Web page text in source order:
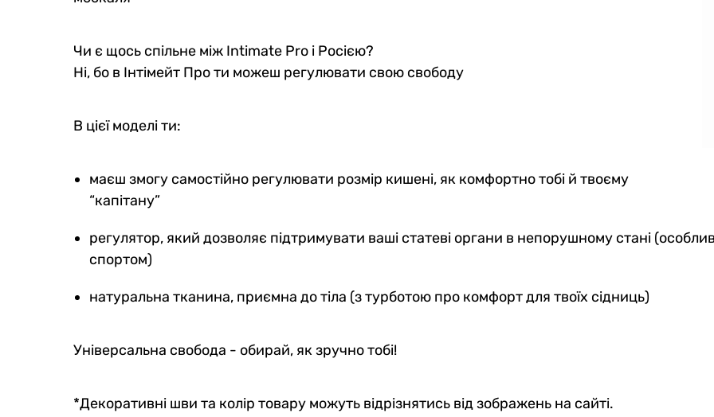
Чи є щось спільне між Intimate Pro і Росією?
Ні, бо в Інтімейт Про ти можеш регулювати свою свободу
В цієї моделі ти:
маєш змогу самостійно регулювати розмір кишені, як комфортно тобі й твоєму
“капітану”
регулятор, який дозволяє підтримувати ваші статеві органи в непорушному стані
спортом)
натуральна тканина, приємна до тіла (з турботою про комфорт для твоїх сідниць)
Універсальна свобода - обирай, як зручно тобі!
*Декоративні шви та колір товару можуть відрізнятись від зображень на сайті.